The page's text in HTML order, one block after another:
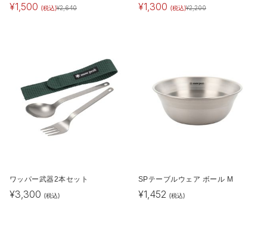
¥1,500 (税込)¥2,640 ¥1,300 (税込)¥2,200
ワッパー武器2本セット
¥3,300 (税込)
SPテーブルウェア ボール M
¥1,452 (税込)